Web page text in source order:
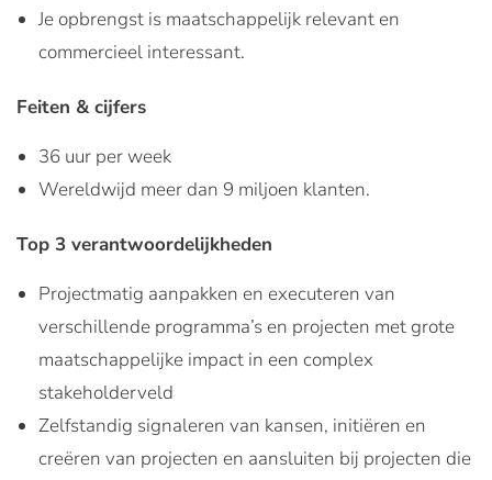
Je opbrengst is maatschappelijk relevant en
commercieel interessant.
Feiten & cijfers
36 uur per week
Wereldwijd meer dan 9 miljoen klanten.
Top 3 verantwoordelijkheden
Projectmatig aanpakken en executeren van
verschillende programma’s en projecten met grote
maatschappelijke impact in een complex
stakeholderveld
Zelfstandig signaleren van kansen, initiëren en
creëren van projecten en aansluiten bij projecten die